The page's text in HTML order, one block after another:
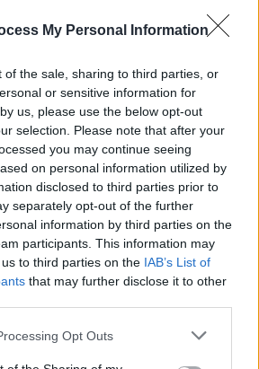
My Personal Information
of the sale, sharing to third parties, or
or sensitive information for
us, please use the below opt-out
selection. Please note that after your
you may continue seeing
on personal information utilized by
disclosed to third parties prior to
separately opt-out of the further
information by third parties on the
participants. This information may
to third parties on the IAB’s List of
that may further disclose it to other
Opt Outs